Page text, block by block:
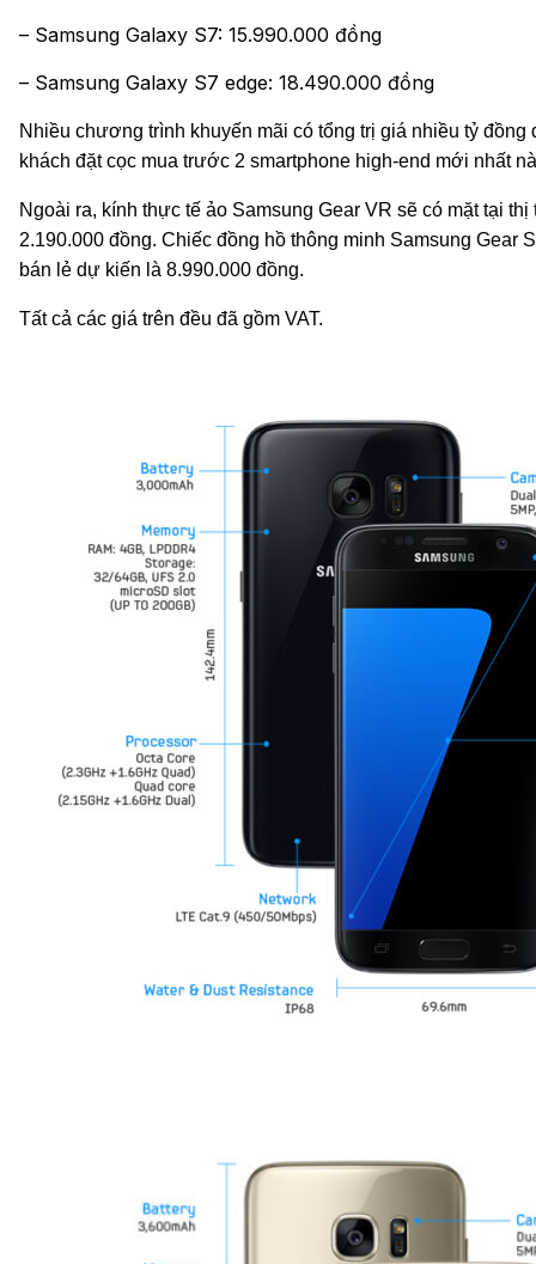
– Samsung Galaxy S7: 15.990.000 đồng
– Samsung Galaxy S7 edge: 18.490.000 đồng
Nhiều chương trình khuyến mãi có tổng trị giá nhiều tỷ
khách đặt cọc mua trước 2 smartphone high-end mới nhất
Ngoài ra, kính thực tế ảo Samsung Gear VR sẽ có mặt tại
2.190.000 đồng. Chiếc đồng hồ thông minh Samsung Gear
bán lẻ dự kiến là 8.990.000 đồng.
Tất cả các giá trên đều đã gồm VAT.